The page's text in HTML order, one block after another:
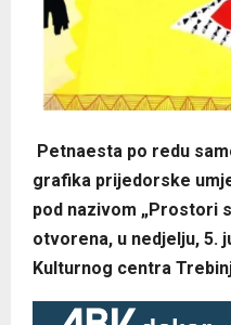
Petnaesta po redu
grafika prijedorske
pod nazivom „Prostori
otvorena, u nedjelju, 5.
Kulturnog centra